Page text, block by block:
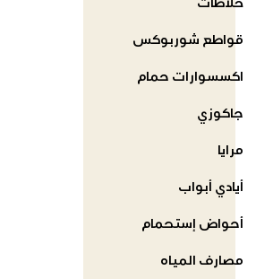
خلاطات
قواطع شوربوكس
اكسسوارات حمام
جاكوزي
مرايا
أيادي أبواب
أحواض إستحمام
مصارف المياه